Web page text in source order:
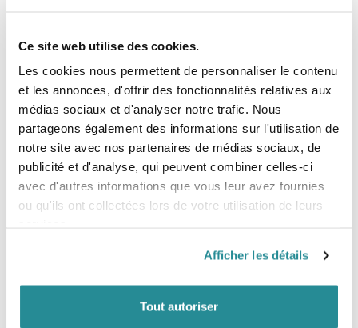
Ce site web utilise des cookies.
Les cookies nous permettent de personnaliser le contenu
et les annonces, d'offrir des fonctionnalités relatives aux
médias sociaux et d'analyser notre trafic. Nous
partageons également des informations sur l'utilisation de
notre site avec nos partenaires de médias sociaux, de
publicité et d'analyse, qui peuvent combiner celles-ci
avec d'autres informations que vous leur avez fournies
ou qu'ils ont collectées lors de votre utilisation de leurs
Afficher les détails
Tout autoriser
Plus de 5000 produits en stock